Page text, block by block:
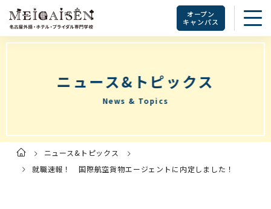
オープン
キャンパス
ニュース&トピックス
News & Topics
ト
プ
ペ
ニュース&トピックス
就職速報！ 国際航空貨物エージェントに内定しました！